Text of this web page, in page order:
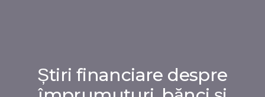
Știri financiare despre